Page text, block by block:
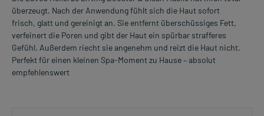
überzeugt. Nach der Anwendung fühlt sich die Haut sofort
frisch, glatt und gereinigt an. Sie entfernt überschüssiges Fett,
verfeinert die Poren und gibt der Haut ein spürbar strafferes
Gefühl. Außerdem riecht sie angenehm und reizt die Haut nicht.
Perfekt für einen kleinen Spa-Moment zu Hause – absolut
empfehlenswert